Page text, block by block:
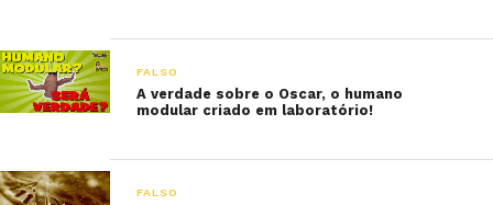
FALSO
A verdade sobre o Oscar, o humano
modular criado em laboratório!
FALSO